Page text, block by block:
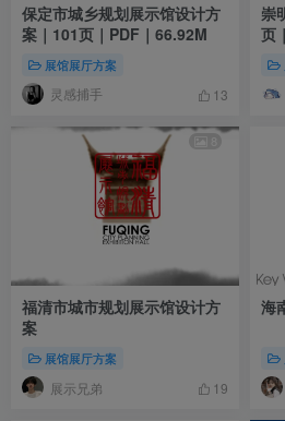
保定市城乡规划展示馆设计方
案｜101页｜PDF｜66.92M
展馆展厅方案
灵感捕手 13
崇
页
福清市城市规划展示馆设计方
案
展馆展厅方案
展示兄弟 19
海